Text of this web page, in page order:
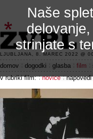
3.2
LJUBLJANA, 8. MAREC 2022 @
domov dogodki glasba film
v rubriki film:
novice napovedi
Naše
strinjate s